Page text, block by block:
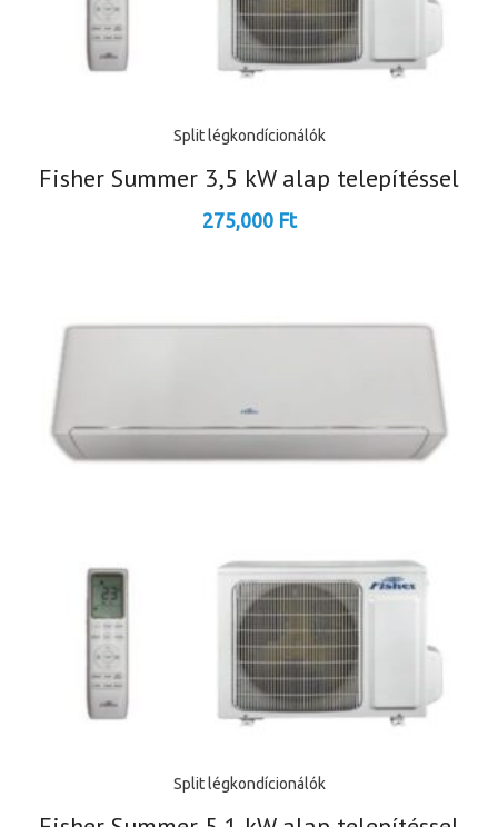
Split légkondícionálók
Fisher Summer 3,5 kW alap telepítéssel
275,000 Ft
Split légkondícionálók